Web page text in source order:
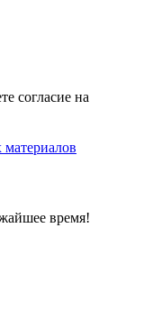
согласие на
время!